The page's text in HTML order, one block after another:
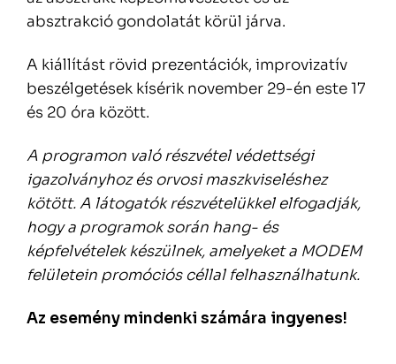
absztrakció gondolatát körül járva.
A kiállítást rövid prezentációk, improvizatív
beszélgetések kísérik november 29-én este 17
és 20 óra között.
A programon való részvétel védettségi
igazolványhoz és orvosi maszkviseléshez
kötött. A látogatók részvételükkel elfogadják,
hogy a programok során hang- és
képfelvételek készülnek, amelyeket a MODEM
felületein promóciós céllal felhasználhatunk.
Az esemény mindenki számára ingyenes!